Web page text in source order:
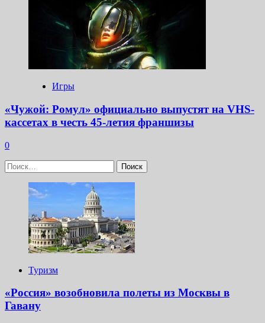
Игры
«Чужой: Ромул» официально выпустят на VHS-
кассетах в честь 45-летия франшизы
0
Найти:
Туризм
«Россия» возобновила полеты из Москвы в
Гавану